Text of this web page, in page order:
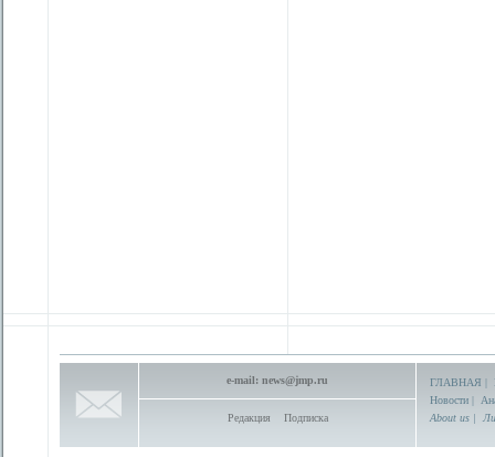
e-mail: news@jmp.ru
Редакция Подписка
ГЛАВНАЯ |
Новости |
About us |